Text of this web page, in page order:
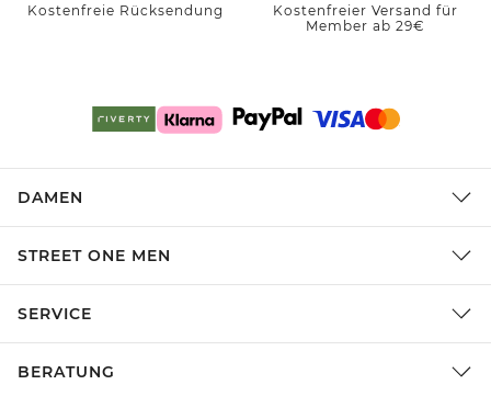
Kostenfreie Rücksendung
Kostenfreier Versand für
Member ab 29€
DAMEN
STREET ONE MEN
SERVICE
BERATUNG